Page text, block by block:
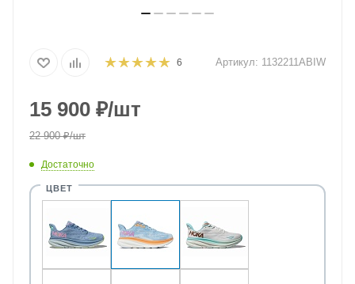
6 Артикул: 1132211ABIW
15 900 ₽/шт
22 900₽/шт
Достаточно